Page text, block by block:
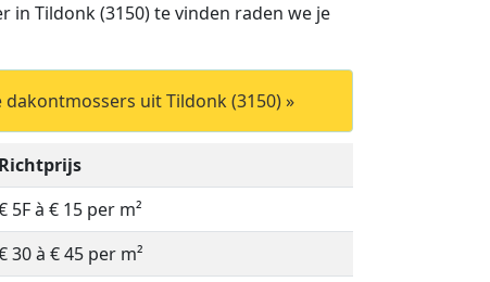
in Tildonk (3150) te vinden raden we je
uit Tildonk (3150) »
Richtprijs
5F à € 15 per m²
30 à € 45 per m²